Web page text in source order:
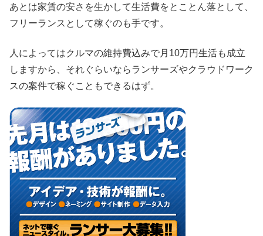
あとは家賃の安さを生かして生活費をとことん落として、
フリーランスとして稼ぐのも手です。
人によってはクルマの維持費込みで月10万円生活も成立
しますから、それぐらいならランサーズやクラウドワーク
スの案件で稼ぐこともできるはず。